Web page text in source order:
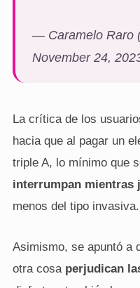
— Caramelo Raro
November 24,
La crítica de los
hacia que al pagar un
triple A, lo mínimo que
interrumpan mientras
menos del tipo invasiva.
Asimismo, se apuntó a
otra cosa perjudican